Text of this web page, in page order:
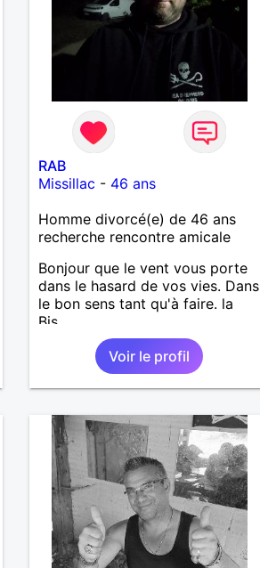
RAB
Missillac - 46 ans
Homme divorcé(e) de 46 ans
recherche rencontre amicale
Bonjour que le vent vous porte
dans le hasard de vos vies. Dans
le bon sens tant qu'à faire. la
Bis.
Voir le profil